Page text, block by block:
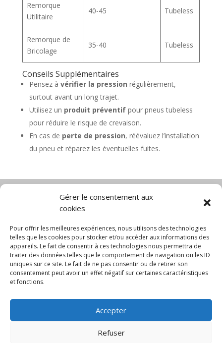
Gérer le consentement aux
cookies
Pour offrir les meilleures expériences, nous utilisons des technologies
telles que les cookies pour stocker et/ou accéder aux informations des
appareils. Le fait de consentir à ces technologies nous permettra de
traiter des données telles que le comportement de navigation ou les ID
uniques sur ce site. Le fait de ne pas consentir ou de retirer son
consentement peut avoir un effet négatif sur certaines caractéristiques
et fonctions.
Accepter
Refuser
Remorque
Utilitaire
40-45 Tubeless
Remorque de
Bricolage
35-40 Tubeless
Conseils Supplémentaires
Pensez à vérifier la pression régulièrement,
surtout avant un long trajet.
Utilisez un produit préventifpour pneus tubeless
pour réduire le risque de crevaison.
En cas de perte de pression, réévaluez l’installation
du pneu et réparez les éventuelles fuites.
Diable électrique
Chariot manutention
CGV
Mentions légales
Politique de confidentialité et protection des
données
Paiement sécurisé
Gérer mes cookies
© 2025 MNG SORARE. Tous droits réservés. Prix
affichés en euros et hors TVA. Site dédié aux